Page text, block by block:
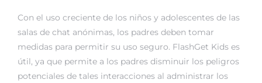
Con el uso creciente de los niños y adolescentes de las
salas de chat anónimas, los padres deben tomar
medidas para permitir su uso seguro. FlashGet Kids es
útil, ya que permite a los padres disminuir los peligros
potenciales de tales interacciones al administrar los